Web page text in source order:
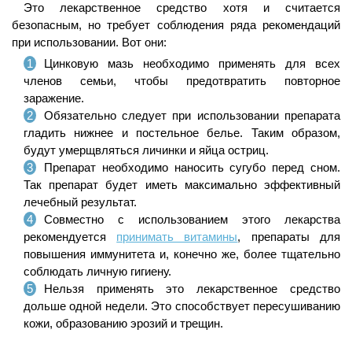
Это лекарственное средство хотя и считается
безопасным, но требует соблюдения ряда рекомендаций
при использовании. Вот они:
Цинковую мазь необходимо применять для всех
членов семьи, чтобы предотвратить повторное
заражение.
Обязательно следует при использовании препарата
гладить нижнее и постельное белье. Таким образом,
будут умерщвляться личинки и яйца остриц.
Препарат необходимо наносить сугубо перед сном.
Так препарат будет иметь максимально эффективный
лечебный результат.
Совместно с использованием этого лекарства
рекомендуется принимать витамины, препараты для
повышения иммунитета и, конечно же, более тщательно
соблюдать личную гигиену.
Нельзя применять это лекарственное средство
дольше одной недели. Это способствует пересушиванию
кожи, образованию эрозий и трещин.